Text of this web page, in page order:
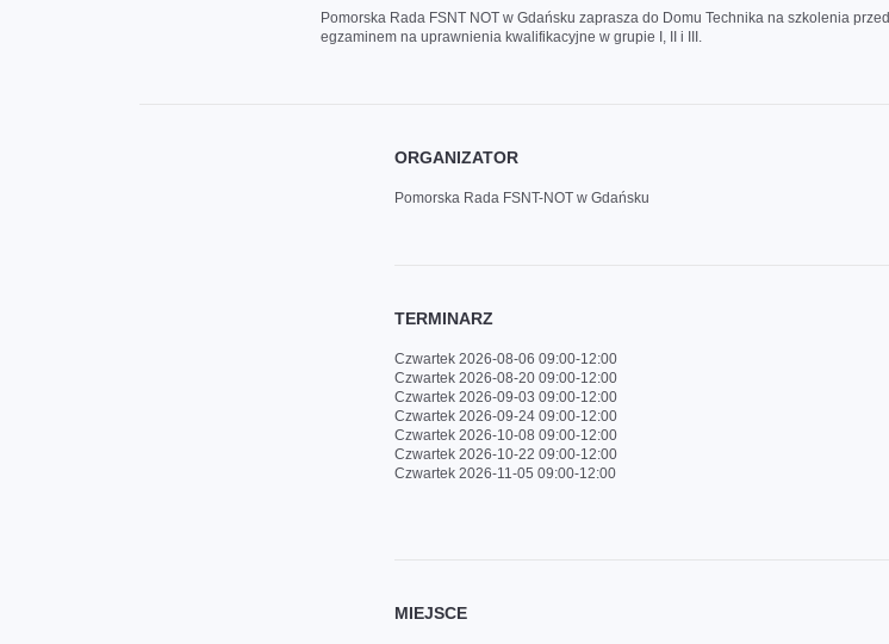
Pomorska Rada FSNT NOT w Gdańsku zaprasza do Domu Technika na szkolenia przed
egzaminem na uprawnienia kwalifikacyjne w grupie I, II i III.
ORGANIZATOR
Pomorska Rada FSNT-NOT w Gdańsku
TERMINARZ
Czwartek 2026-08-06 09:00-12:00
Czwartek 2026-08-20 09:00-12:00
Czwartek 2026-09-03 09:00-12:00
Czwartek 2026-09-24 09:00-12:00
Czwartek 2026-10-08 09:00-12:00
Czwartek 2026-10-22 09:00-12:00
Czwartek 2026-11-05 09:00-12:00
MIEJSCE